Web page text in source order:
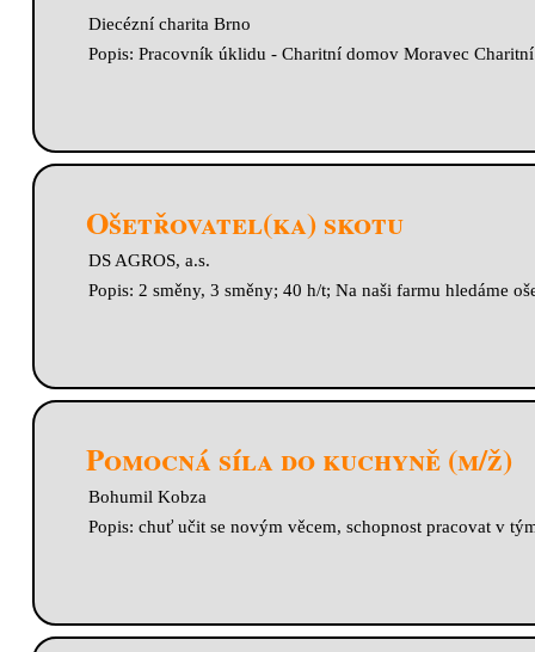
Diecézní charita Brno
Popis: Pracovník úklidu - Charitní domov Moravec
Ošetřovatel(ka) skotu
DS AGROS, a.s.
Popis: 2 směny, 3 směny; 40 h/t; Na naši farmu hledáme
Pomocná síla do kuchyně (m/ž)
Bohumil Kobza
Popis: chuť učit se novým věcem, schopnost pracovat v